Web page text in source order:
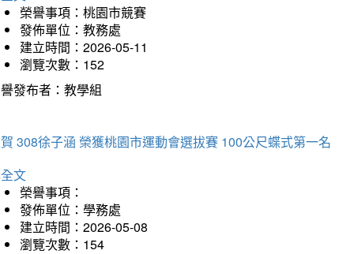
榮譽事項：桃園市競賽
發佈單位：教務處
建立時間：2026-05-11
瀏覽次數：152
發布者：教學組
308徐子涵 榮獲桃園市運動會選拔賽 100公尺蝶式第一名
文
榮譽事項：
發佈單位：學務處
建立時間：2026-05-08
瀏覽次數：154